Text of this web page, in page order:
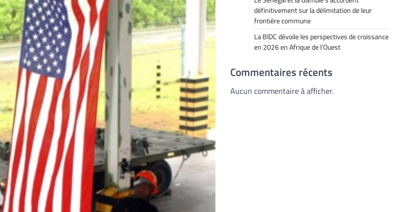
définitivement sur la délimitation de leur
frontière commune
La BIDC dévoile les perspectives de croissance
en 2026 en Afrique de l’Ouest
Commentaires récents
Aucun commentaire à afficher.